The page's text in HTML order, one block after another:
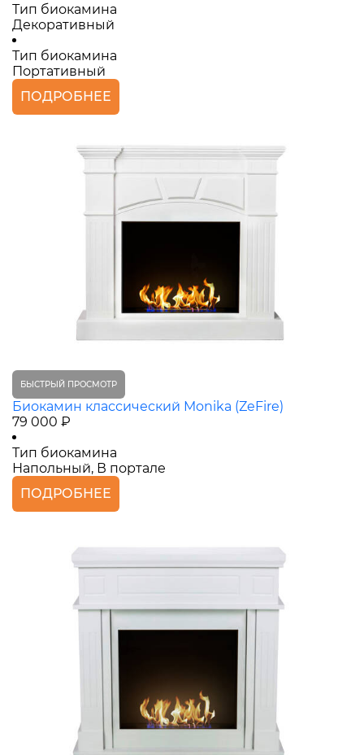
Тип биокамина
Декоративный
Тип биокамина
Портативный
ПОДРОБНЕЕ
БЫСТРЫЙ ПРОСМОТР
Биокамин классический Monika (ZeFire)
79 000 ₽
Тип биокамина
Напольный, В портале
ПОДРОБНЕЕ